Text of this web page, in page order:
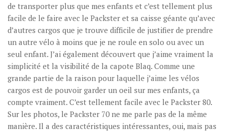
de transporter plus que mes enfants et c’est tellement plus
facile de le faire avec le Packster et sa caisse géante qu’avec
d’autres cargos que je trouve difficile de justifier de prendre
un autre vélo à moins que je ne roule en solo ou avec un
seul enfant. J’ai également découvert que j’aime vraiment la
simplicité et la visibilité de la capote Blaq. Comme une
grande partie de la raison pour laquelle j’aime les vélos
cargos est de pouvoir garder un oeil sur mes enfants, ça
compte vraiment. C’est tellement facile avec le Packster 80.
Sur les photos, le Packster 70 ne me parle pas de la même
manière. Il a des caractéristiques intéressantes, oui, mais pas